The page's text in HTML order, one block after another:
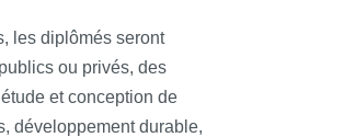
les diplômés seront
ou privés, des
et conception de
développement durable,